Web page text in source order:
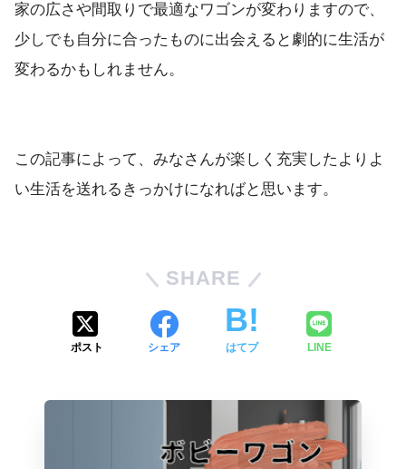
家の広さや間取りで最適なワゴンが変わりますので、
少しでも自分に合ったものに出会えると劇的に生活が
変わるかもしれません。
この記事によって、みなさんが楽しく充実したよりよ
い生活を送れるきっかけになればと思います。
SHARE
ポスト シェア はてブ LINE